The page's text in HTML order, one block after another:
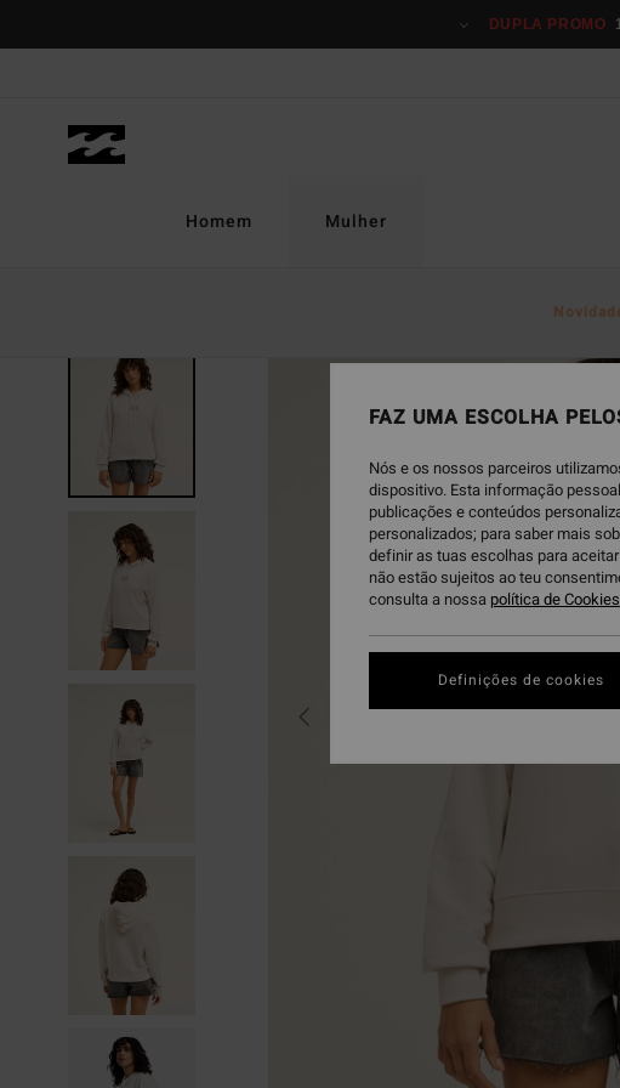
produto
DUPLA PROMO
Homem Mulher
FAZ UMA ESCOLHA
Nós e os nossos parceiros
dispositivo. Esta informação
publicações e conteúdos
personalizados; para saber mais
definir as tuas escolhas para
não estão sujeitos ao teu
consulta a nossa política de Cookies
Definições de cookies